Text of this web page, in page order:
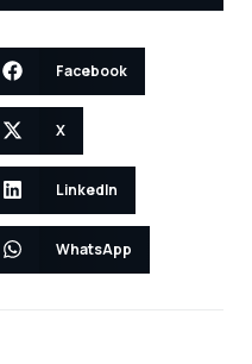
Facebook
X
LinkedIn
WhatsApp